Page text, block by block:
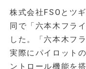
株式会社FSOとツ
同で「六本木フラ
した。「六本木フ
実際にパイロット
ントロール機能を